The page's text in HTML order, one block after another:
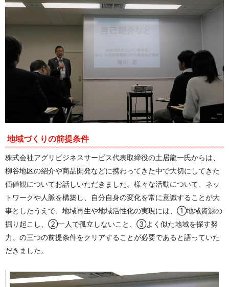
地域づくりの前提条件
株式会社アグリビジネスサービス代表取締役の土居龍一氏からは、
柳谷地区の紹介や商品開発などに携わってきた中で大切にしてきた
価値観についてお話しいただきました。様々な活動について、ネッ
トワークや人脈を構築し、自分自身の変化を常に意識することが大
事としたうえで、地域再生や地域活性化の実現には、①地域資源の
掘り起こし、②一人で孤立しないこと、③よく似た地域を探す努
力、の三つの前提条件をクリアすることが必要であると語っていた
だきました。